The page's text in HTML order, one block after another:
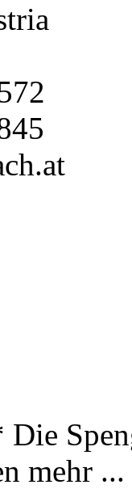
Die
mehr ...